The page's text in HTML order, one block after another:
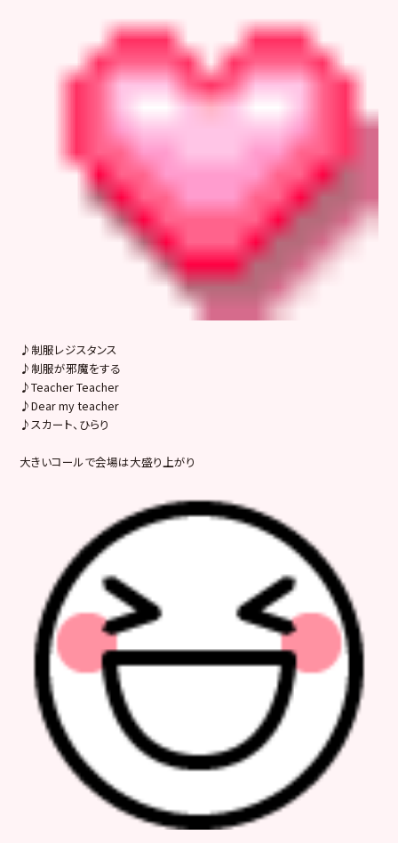
♪制服レジスタンス
♪制服が邪魔をする
♪Teacher Teacher
♪Dear my teacher
♪スカート、ひらり
大きいコールで会場は大盛り上がり